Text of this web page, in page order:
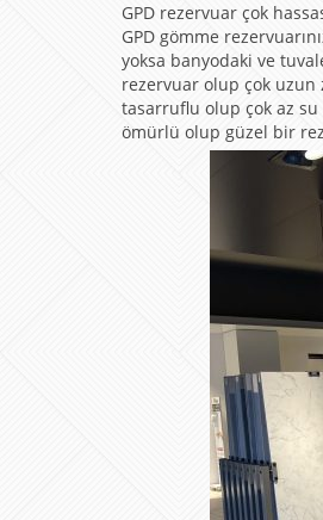
GPD rezervuar çok
GPD gömme
yoksa banyodaki ve
rezervuar olup çok
tasarruflu olup çok az
ömürlü olup güzel bir